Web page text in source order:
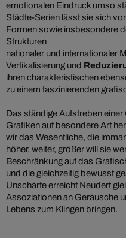
emotionalen Eindruck umso
Städte-Serien lässt sie sich
Formen sowie insbesondere
Strukturen
nationaler und internationaler
Vertikalisierung und
ihren charakteristischen
zu einem faszinierenden
Das ständige Aufstreben
Grafiken auf besondere Art
wir das Wesentliche, die
höher, weiter, größer will sie
Beschränkung auf das
und die gleichzeitig bewusst
Unschärfe erreicht Neudert
Assoziationen an Geräusche
Lebens zum Klingen bringen.